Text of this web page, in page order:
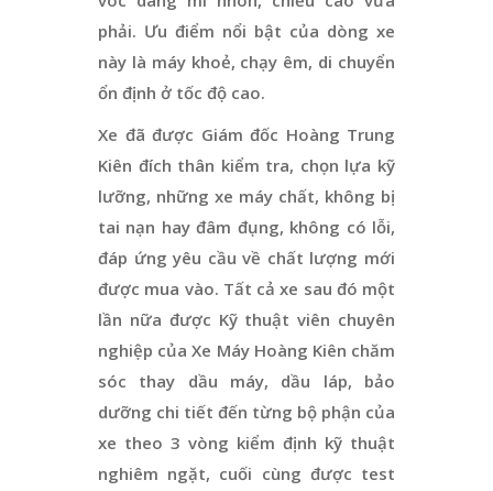
phải. Ưu điểm nổi bật của dòng xe
này là máy khoẻ, chạy êm, di chuyển
ổn định ở tốc độ cao.
Xe đã được Giám đốc Hoàng Trung
Kiên đích thân kiểm tra, chọn lựa kỹ
lưỡng, những xe máy chất, không bị
tai nạn hay đâm đụng, không có lỗi,
đáp ứng yêu cầu về chất lượng mới
được mua vào. Tất cả xe sau đó một
lần nữa được Kỹ thuật viên chuyên
nghiệp của Xe Máy Hoàng Kiên chăm
sóc thay dầu máy, dầu láp, bảo
dưỡng chi tiết đến từng bộ phận của
xe theo 3 vòng kiểm định kỹ thuật
nghiêm ngặt, cuối cùng được test